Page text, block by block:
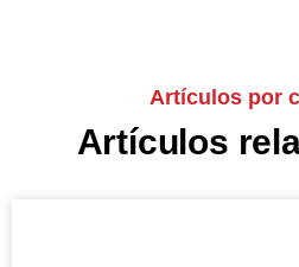
Artículos por
Artículos